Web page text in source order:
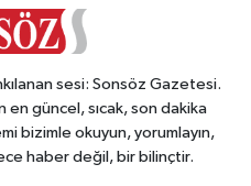
sesi: Sonsöz Gazetesi.
en güncel, sıcak, son dakika
bizimle okuyun, yorumlayın,
haber değil, bir bilinçtir.